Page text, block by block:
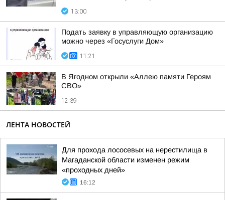
13:00
Подать заявку в управляющую организацию
можно через «Госуслуги Дом»
11:21
В Ягодном открыли «Аллею памяти Героям
СВО»
12:39
ЛЕНТА НОВОСТЕЙ
Для прохода лососевых на нерестилища в
Магаданской области изменен режим
«проходных дней»
16:12